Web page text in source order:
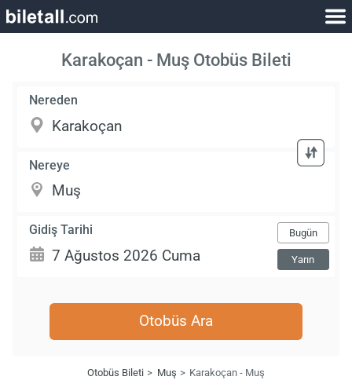
Karakoçan - Muş Otobüs Bileti
Nereden
Nereye
Gidiş Tarihi Bugün
Yarın
Otobüs Ara
Otobüs Bileti Muş Karakoçan - Muş